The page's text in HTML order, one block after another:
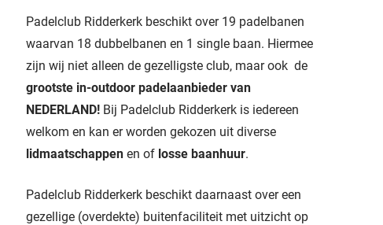
Padelclub Ridderkerk beschikt over 19 padelbanen
waarvan 18 dubbelbanen en 1 single baan. Hiermee
zijn wij niet alleen de gezelligste club, maar ook de
grootste in-outdoor padelaanbieder van
NEDERLAND! Bij Padelclub Ridderkerk is iedereen
welkom en kan er worden gekozen uit diverse
lidmaatschappen en of losse baanhuur.
Padelclub Ridderkerk beschikt daarnaast over een
gezellige (overdekte) buitenfaciliteit met uitzicht op